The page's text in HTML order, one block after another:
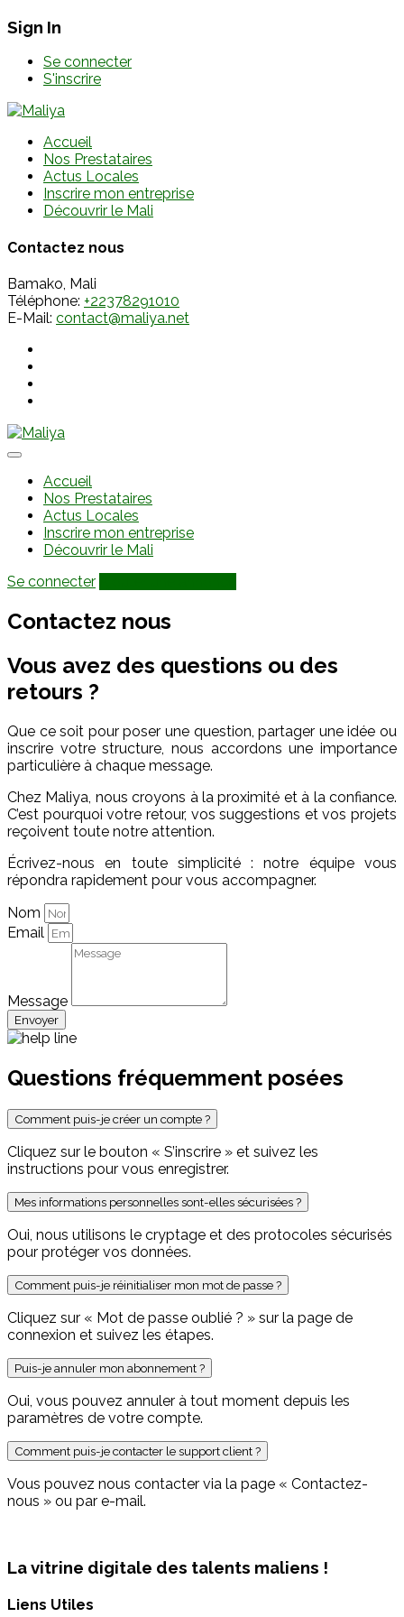
Sign In
Se connecter
S'inscrire
Accueil
Nos Prestataires
Actus Locales
Inscrire mon entreprise
Découvrir le Mali
Contactez nous
Bamako, Mali
Téléphone: +22378291010
E-Mail: contact@maliya.net
Accueil
Nos Prestataires
Actus Locales
Inscrire mon entreprise
Découvrir le Mali
Se connecter
Contactez nous
Vous avez des questions ou des
retours ?
Que ce soit pour poser une question, partager une idée ou
inscrire votre structure, nous accordons une importance
particulière à chaque message.
Chez Maliya, nous croyons à la proximité et à la confiance.
C’est pourquoi votre retour, vos suggestions et vos projets
reçoivent toute notre attention.
Écrivez-nous en toute simplicité : notre équipe vous
répondra rapidement pour vous accompagner.
Nom
Email
Message
Envoyer
Questions fréquemment posées
Comment puis-je créer un compte ?
Cliquez sur le bouton « S’inscrire » et suivez les
instructions pour vous enregistrer.
Mes informations personnelles sont-elles sécurisées ?
Oui, nous utilisons le cryptage et des protocoles sécurisés
pour protéger vos données.
Comment puis-je réinitialiser mon mot de passe ?
Cliquez sur « Mot de passe oublié ? » sur la page de
connexion et suivez les étapes.
Puis-je annuler mon abonnement ?
Oui, vous pouvez annuler à tout moment depuis les
paramètres de votre compte.
Comment puis-je contacter le support client ?
Vous pouvez nous contacter via la page « Contactez-
nous » ou par e-mail.
La vitrine digitale des talents maliens !
Liens Utiles